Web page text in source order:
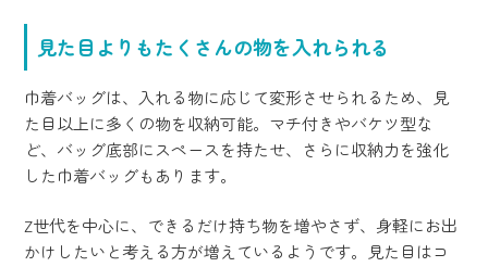
見た目よりもたくさんの物を入れられる
巾着バッグは、入れる物に応じて変形させられるため、見
た目以上に多くの物を収納可能。マチ付きやバケツ型な
ど、バッグ底部にスペースを持たせ、さらに収納力を強化
した巾着バッグもあります。
Z世代を中心に、できるだけ持ち物を増やさず、身軽にお出
かけしたいと考える方が増えているようです。見た目はコ